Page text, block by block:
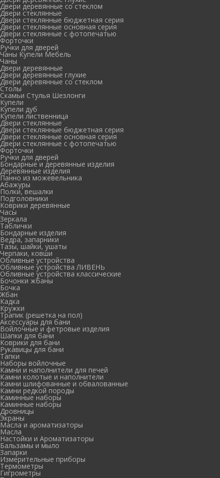
Двери деревянные со стеклом
Двери стеклянные
Двери стеклянные бюджетная серия
Двери стеклянные основная серия
Двери стеклянные с фотопечатью
Форточки
Ручки для дверей
Чаны Купели Мебель
Чаны
Двери деревянные
Двери деревянные глухие
Двери деревянные со стеклом
Столы
Скамьи Стулья Шезлонги
Купели
Купели дуб
Купели лиственница
Двери стеклянные
Двери стеклянные бюджетная серия
Двери стеклянные основная серия
Двери стеклянные с фотопечатью
Форточки
Ручки для дверей
Бондарные и деревянные изделия
Деревянные изделия
Панно из можевельника
Абажуры
Полки, вешалки
Подголовники
Коврики деревянные
Часы
Зеркала
Таблички
Бондарные изделия
Ведра, запарники
Тазы, шайки, ушаты
Черпаки, ковши
Обливные устройства
Обливные устройства ЛИВЕНЬ
Обливные устройства классические
Бочонки жбаны
Бочка
Жбан
Кадка
Кружки
Трапик (решетка на пол)
Аксессуары для бани
Войлочные и фетровые изделия
Шапки для бани
Коврики для бани
Рукавицы для бани
Тапки
Наборы войлочные
Камни и наполнители для печей
Камни колотые и наполнители
Камни шлифованные и обвалованные
Камни редкой породы
Каминные наборы
Каминные наборы
Дровницы
Экраны
Масла и ароматизаторы
Масла
Настойки и Ароматизаторы
Бальзамы и мыло
Запарки
Измерительные приборы
Термометры
Гигрометры